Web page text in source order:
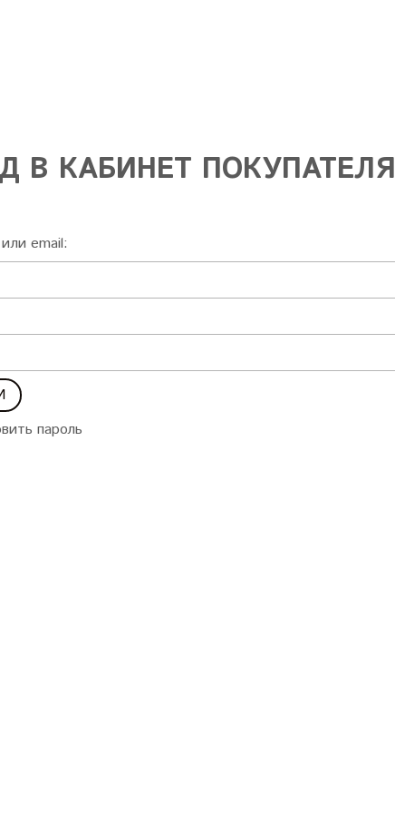
В КАБИНЕТ ПОКУПАТЕЛЯ
email:
пароль